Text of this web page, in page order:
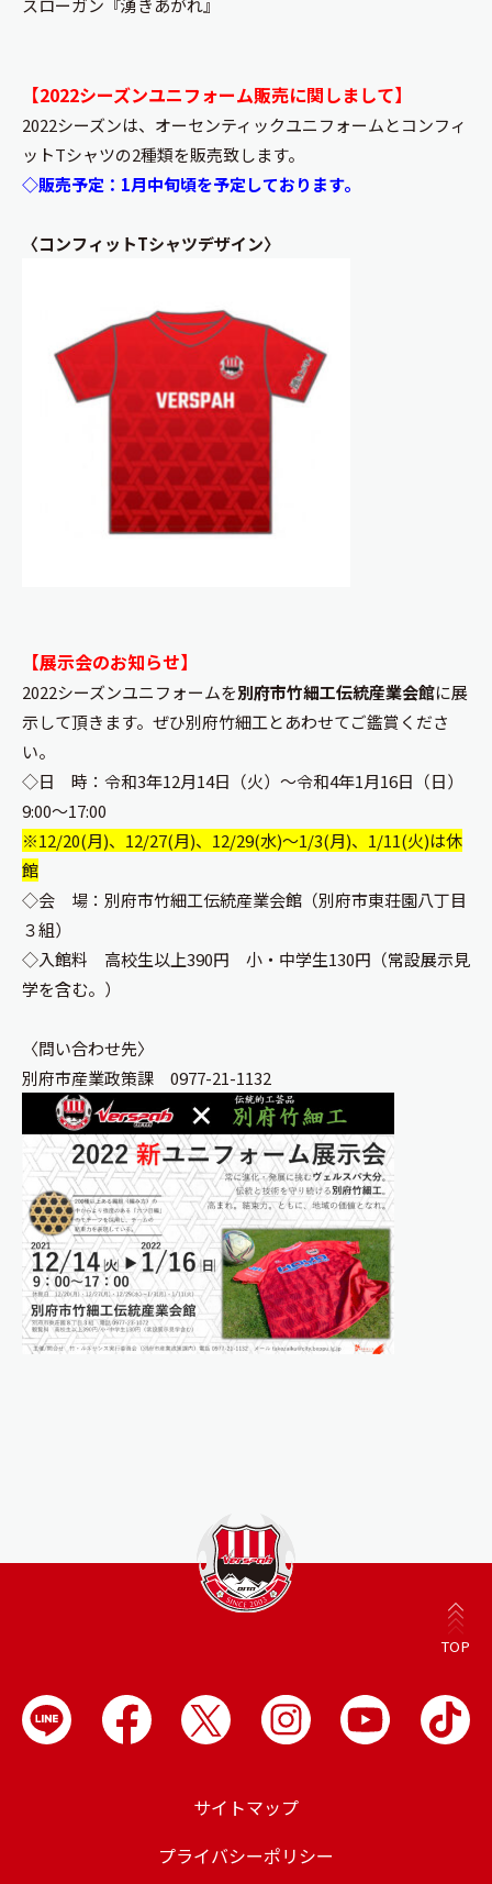
スローガン『湧きあがれ』
【2022シーズンユニフォーム販売に関しまして】
2022シーズンは、オーセンティックユニフォームとコンフィ
ットTシャツの2種類を販売致します。
◇販売予定：1月中旬頃を予定しております。
〈コンフィットTシャツデザイン〉
【展示会のお知らせ】
2022シーズンユニフォームを別府市竹細工伝統産業会館に展
示して頂きます。ぜひ別府竹細工とあわせてご鑑賞くださ
い。
◇日 時：令和3年12月14日（火）～令和4年1月16日（日）
9:00～17:00
※12/20(月)、12/27(月)、12/29(水)～1/3(月)、1/11(火)は休
館
◇会 場：別府市竹細工伝統産業会館（別府市東荘園八丁目
３組）
◇入館料 高校生以上390円 小・中学生130円（常設展示見
学を含む。）
〈問い合わせ先〉
別府市産業政策課 0977-21-1132
TOP
サイトマップ
プライバシーポリシー